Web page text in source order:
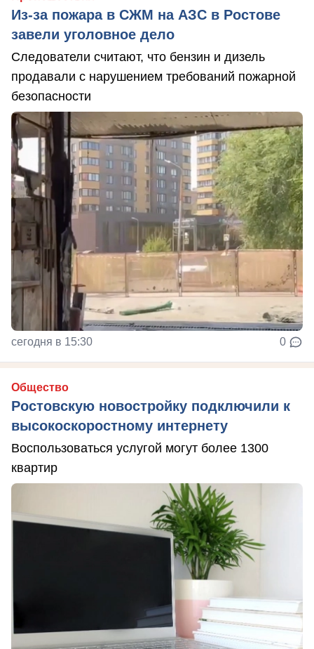
Из-за пожара в СЖМ на АЗС в Ростове
завели уголовное дело
Следователи считают, что бензин и дизель
продавали с нарушением требований пожарной
безопасности
сегодня в 15:30 0
Общество
Ростовскую новостройку подключили к
высокоскоростному интернету
Воспользоваться услугой могут более 1300
квартир